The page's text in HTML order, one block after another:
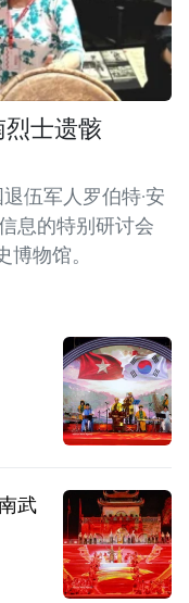
士遗骸
伍军人罗伯特·安
息的特别研讨会
物馆。
武